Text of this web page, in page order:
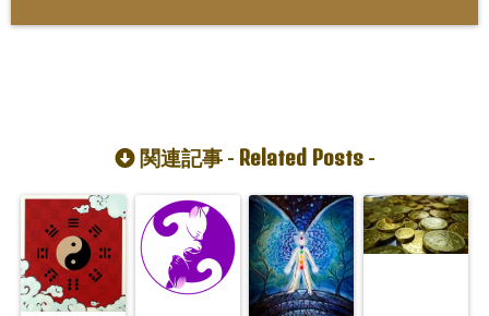
関連記事 - Related Posts-